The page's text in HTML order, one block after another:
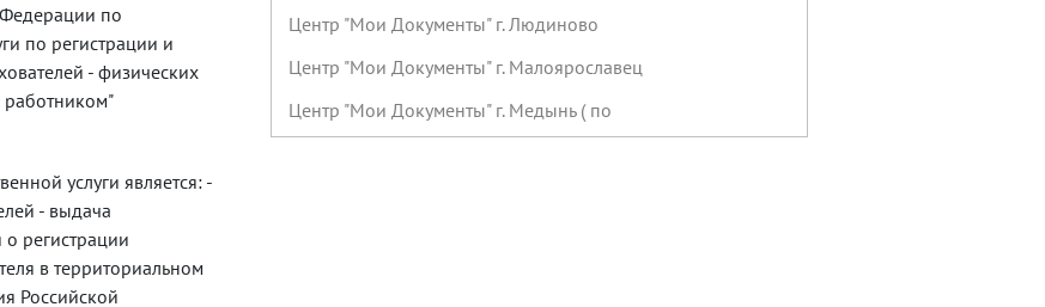
по
по регистрации и
- физических
работником"
услуги является: -
- выдача
регистрации
в территориальном
Российской
Центр "Мои Документы" г. Людиново
Центр "Мои Документы" г. Малоярославец
Центр "Мои Документы" г. Медынь ( по
предварительной записи)